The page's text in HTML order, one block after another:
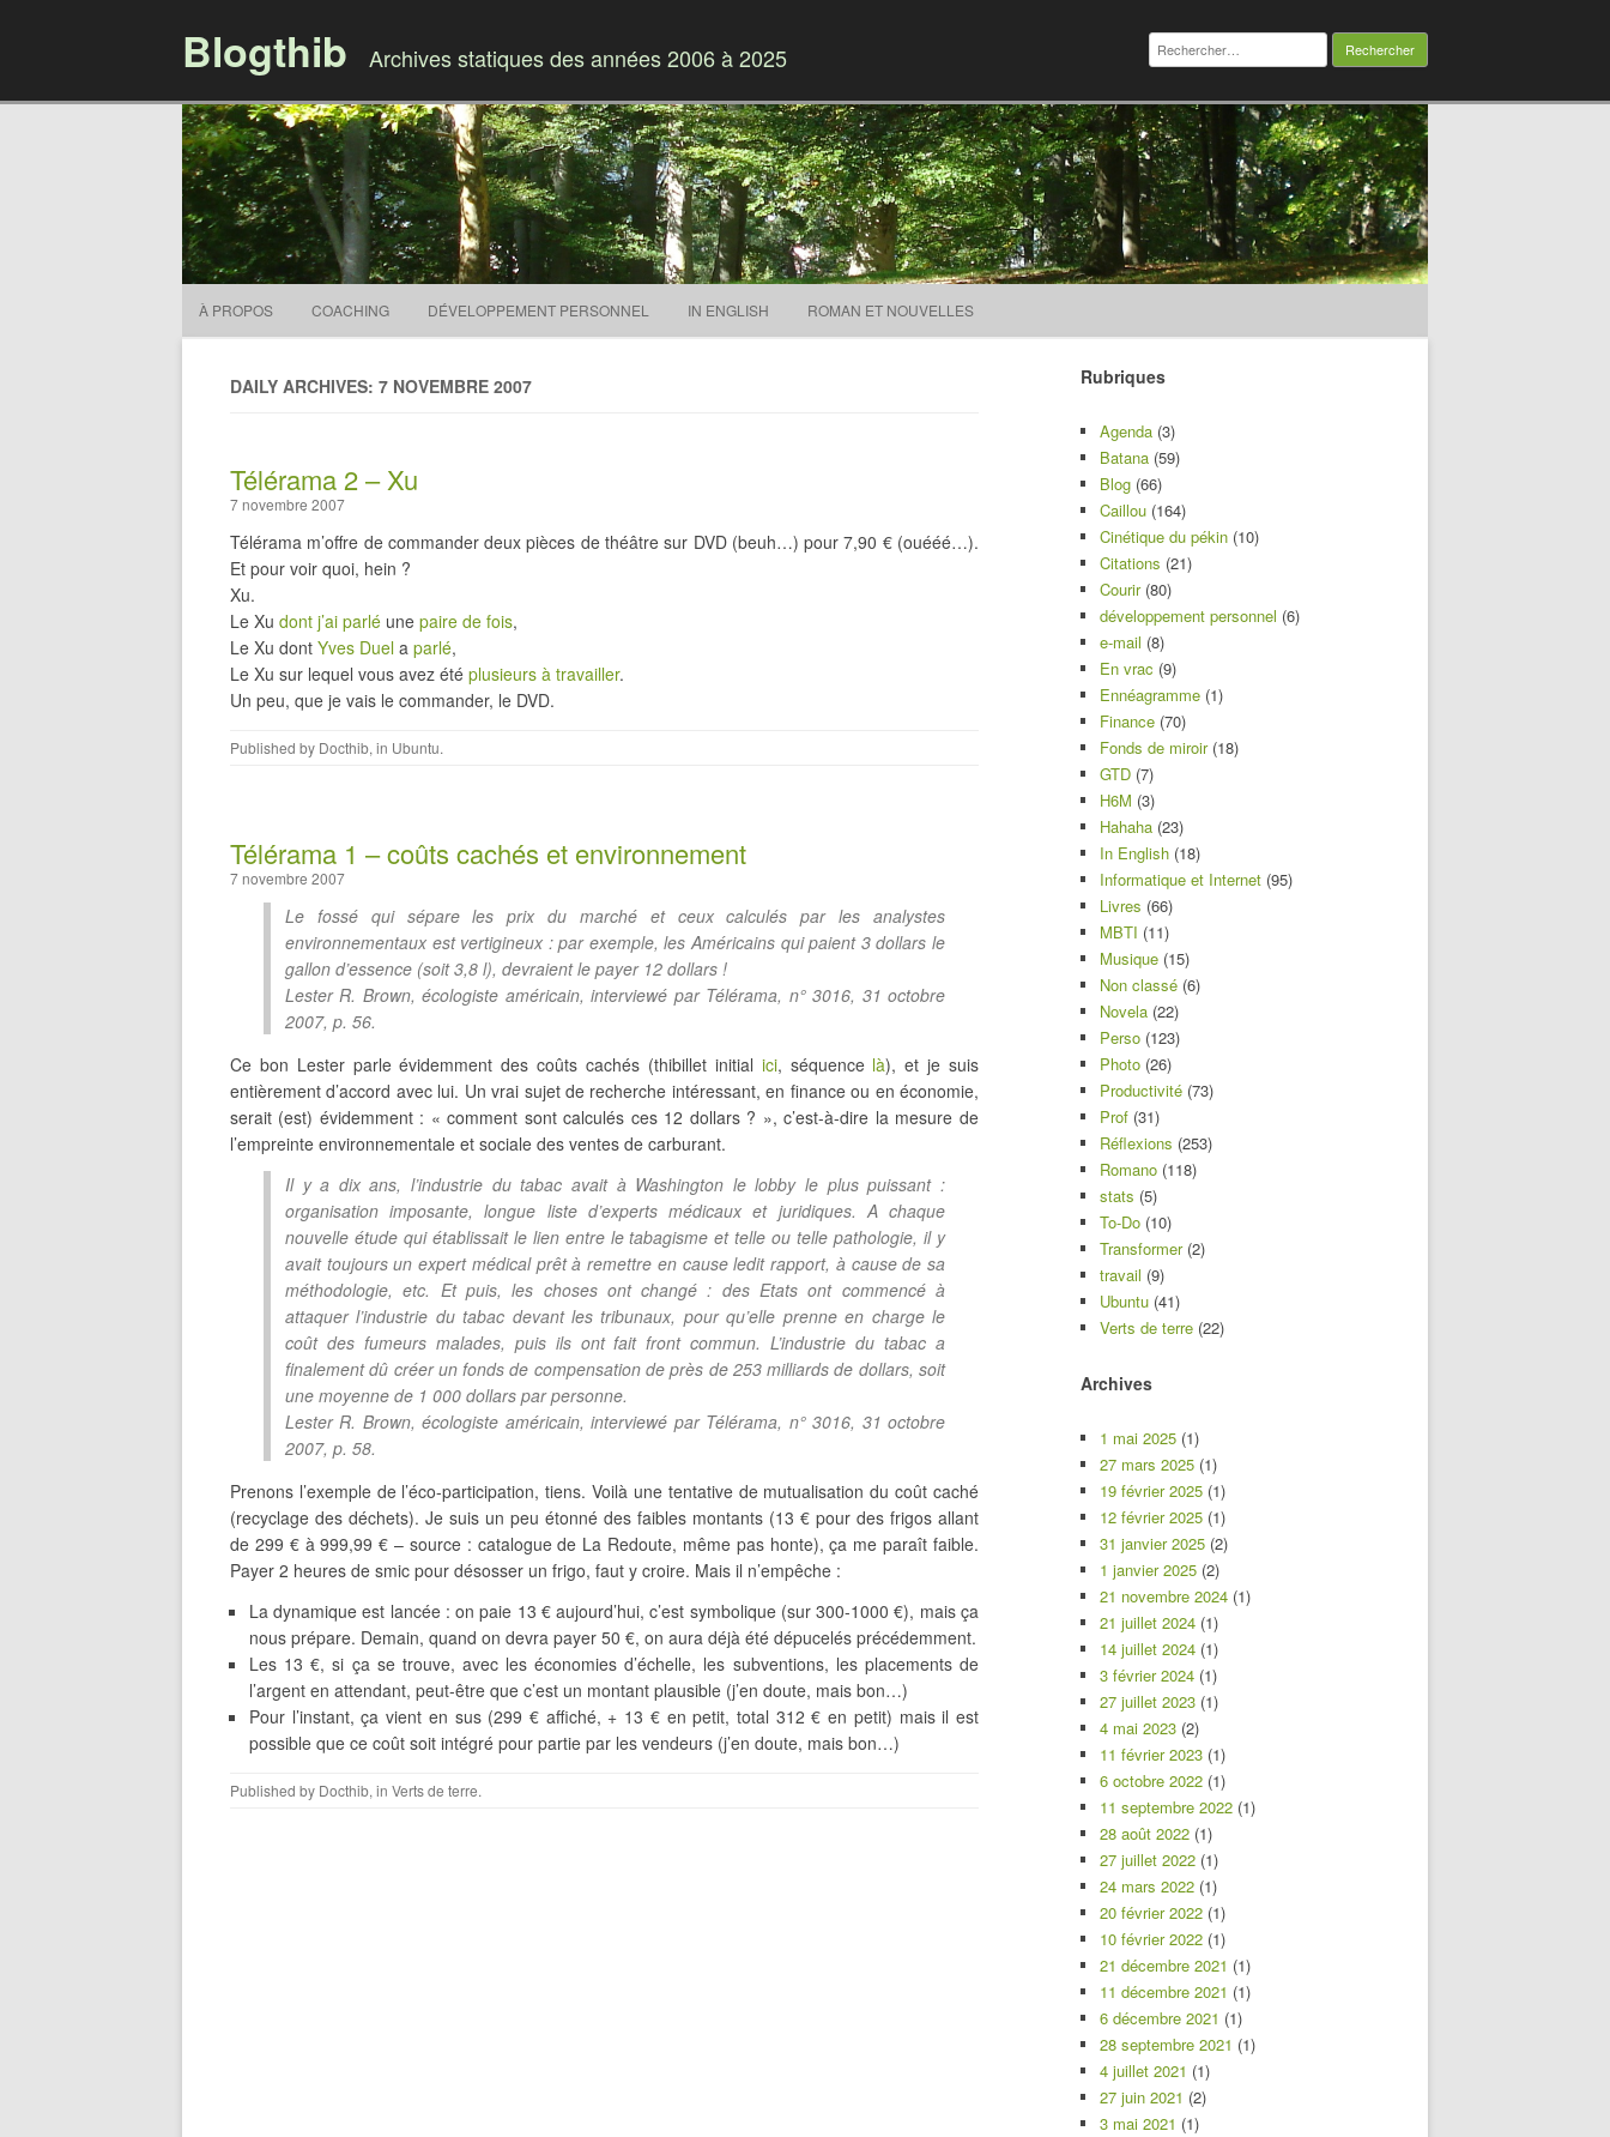
Blogthib Archives statiques des années 2006 à 2025
Rechercher :
À PROPOS COACHING DÉVELOPPEMENT PERSONNEL IN ENGLISH ROMAN ET NOUVELLES
DAILY ARCHIVES: 7 NOVEMBRE 2007
Télérama 2 – Xu
7 novembre 2007
Télérama m’offre de commander deux pièces de théâtre sur DVD (beuh…) pour 7,90 € (ouééé…).
Et pour voir quoi, hein ?
Xu.
Le Xu dont j’ai parlé une paire de fois,
Le Xu dont Yves Duel a parlé,
Le Xu sur lequel vous avez été plusieurs à travailler.
Un peu, que je vais le commander, le DVD.
Published by Docthib, in Ubuntu.
Télérama 1 – coûts cachés et environnement
7 novembre 2007
Le fossé qui sépare les prix du marché et ceux calculés par les analystes
environnementaux est vertigineux : par exemple, les Américains qui paient 3 dollars le
gallon d’essence (soit 3,8 l), devraient le payer 12 dollars !
Lester R. Brown, écologiste américain, interviewé par Télérama, n° 3016, 31 octobre
2007, p. 56.
Ce bon Lester parle évidemment des coûts cachés (thibillet initial ici, séquence là), et je suis
entièrement d’accord avec lui. Un vrai sujet de recherche intéressant, en finance ou en économie,
serait (est) évidemment : « comment sont calculés ces 12 dollars ? », c’est-à-dire la mesure de
l’empreinte environnementale et sociale des ventes de carburant.
Il y a dix ans, l’industrie du tabac avait à Washington le lobby le plus puissant :
organisation imposante, longue liste d’experts médicaux et juridiques. A chaque
nouvelle étude qui établissait le lien entre le tabagisme et telle ou telle pathologie, il y
avait toujours un expert médical prêt à remettre en cause ledit rapport, à cause de sa
méthodologie, etc. Et puis, les choses ont changé : des Etats ont commencé à
attaquer l’industrie du tabac devant les tribunaux, pour qu’elle prenne en charge le
coût des fumeurs malades, puis ils ont fait front commun. L’industrie du tabac a
finalement dû créer un fonds de compensation de près de 253 milliards de dollars, soit
une moyenne de 1 000 dollars par personne.
Lester R. Brown, écologiste américain, interviewé par Télérama, n° 3016, 31 octobre
2007, p. 58.
Prenons l’exemple de l’éco-participation, tiens. Voilà une tentative de mutualisation du coût caché
(recyclage des déchets). Je suis un peu étonné des faibles montants (13 € pour des frigos allant
de 299 € à 999,99 € – source : catalogue de La Redoute, même pas honte), ça me paraît faible.
Payer 2 heures de smic pour désosser un frigo, faut y croire. Mais il n’empêche :
La dynamique est lancée : on paie 13 € aujourd’hui, c’est symbolique (sur 300-1000 €), mais ça
nous prépare. Demain, quand on devra payer 50 €, on aura déjà été dépucelés précédemment.
Les 13 €, si ça se trouve, avec les économies d’échelle, les subventions, les placements de
l’argent en attendant, peut-être que c’est un montant plausible (j’en doute, mais bon…)
Pour l’instant, ça vient en sus (299 € affiché, + 13 € en petit, total 312 € en petit) mais il est
possible que ce coût soit intégré pour partie par les vendeurs (j’en doute, mais bon…)
Published by Docthib, in Verts de terre.
Rubriques
Agenda (3)
Batana (59)
Blog (66)
Caillou (164)
Cinétique du pékin (10)
Citations (21)
Courir(80)
développement personnel (6)
e-mail (8)
En vrac (9)
Ennéagramme (1)
Finance (70)
Fonds de miroir(18)
GTD (7)
H6M (3)
Hahaha (23)
In English (18)
Informatique et Internet (95)
Livres (66)
MBTI (11)
Musique (15)
Non classé (6)
Novela (22)
Perso (123)
Photo (26)
Productivité (73)
Prof (31)
Réflexions (253)
Romano (118)
stats (5)
To-Do (10)
Transformer(2)
travail (9)
Ubuntu (41)
Verts de terre (22)
Archives
1 mai 2025 (1)
27 mars 2025 (1)
19 février 2025 (1)
12 février 2025 (1)
31 janvier 2025 (2)
1 janvier 2025 (2)
21 novembre 2024 (1)
21 juillet 2024 (1)
14 juillet 2024 (1)
3 février 2024 (1)
27 juillet 2023 (1)
4 mai 2023 (2)
11 février 2023 (1)
6 octobre 2022 (1)
11 septembre 2022 (1)
28 août 2022 (1)
27 juillet 2022 (1)
24 mars 2022 (1)
20 février 2022 (1)
10 février 2022 (1)
21 décembre 2021 (1)
11 décembre 2021 (1)
6 décembre 2021 (1)
28 septembre 2021 (1)
4 juillet 2021 (1)
27 juin 2021 (2)
3 mai 2021 (1)